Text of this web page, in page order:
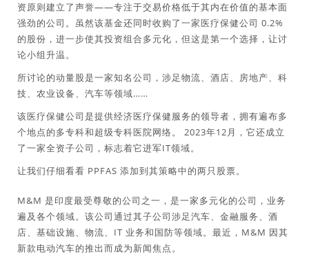
资原则建立了声誉——专注于交易价格低于其内在价值的基本面
强劲的公司。虽然该基金还同时收购了一家医疗保健公司 0.2%
的股份，进一步使其投资组合多元化，但这是第一个选择，让讨
论小组升温。
所讨论的动量股是一家知名公司，涉足物流、酒店、房地产、科
技、农业设备、汽车等领域……
该医疗保健公司是提供经济医疗保健服务的领导者，拥有遍布多
个地点的多专科和超级专科医院网络。 2023年12月，它还成立
了一家全资子公司，标志着它进军IT领域。
让我们仔细看看 PPFAS 添加到其策略中的两只股票。
M&M 是印度最受尊敬的公司之一，是一家多元化的公司，业务
遍及各个领域。该公司通过其子公司涉足汽车、金融服务、酒
店、基础设施、物流、IT 业务和国防等领域。最近，M&M 因其
新款电动汽车的推出而成为新闻焦点。